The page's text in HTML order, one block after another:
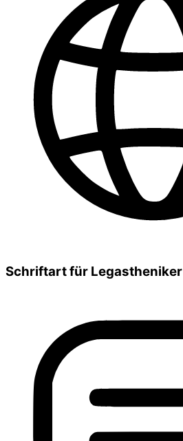
Schriftart für Legastheniker